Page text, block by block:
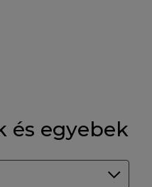
és egyebek